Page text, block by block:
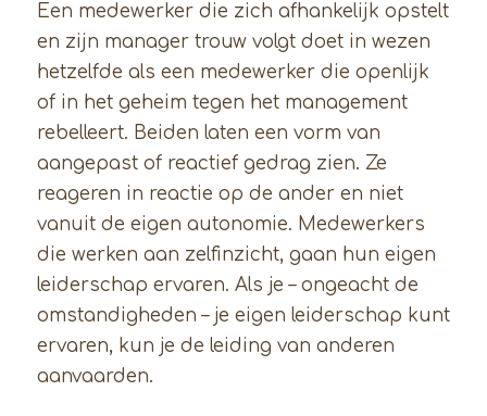
Een medewerker die zich afhankelijk opstelt
en zijn manager trouw volgt doet in wezen
hetzelfde als een medewerker die openlijk
of in het geheim tegen het management
rebelleert. Beiden laten een vorm van
aangepast of reactief gedrag zien. Ze
reageren in reactie op de ander en niet
vanuit de eigen autonomie. Medewerkers
die werken aan zelfinzicht, gaan hun eigen
leiderschap ervaren. Als je – ongeacht de
omstandigheden – je eigen leiderschap kunt
ervaren, kun je de leiding van anderen
aanvaarden.